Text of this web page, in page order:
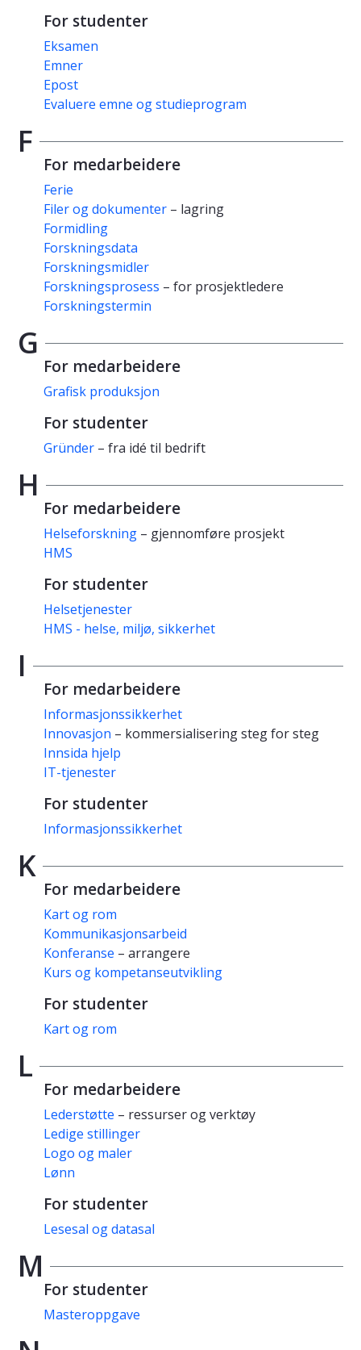
For studenter
Eksamen
Emner
Epost
Evaluere emne og studieprogram
F
For medarbeidere
Ferie
Filer og dokumenter – lagring
Formidling
Forskningsdata
Forskningsmidler
Forskningsprosess – for prosjektledere
Forskningstermin
G
For medarbeidere
Grafisk produksjon
For studenter
Gründer – fra idé til bedrift
H
For medarbeidere
Helseforskning – gjennomføre prosjekt
HMS
For studenter
Helsetjenester
HMS - helse, miljø, sikkerhet
I
For medarbeidere
Informasjonssikkerhet
Innovasjon – kommersialisering steg for steg
Innsida hjelp
IT-tjenester
For studenter
Informasjonssikkerhet
K
For medarbeidere
Kart og rom
Kommunikasjonsarbeid
Konferanse – arrangere
Kurs og kompetanseutvikling
For studenter
Kart og rom
L
For medarbeidere
Lederstøtte – ressurser og verktøy
Ledige stillinger
Logo og maler
Lønn
For studenter
Lesesal og datasal
M
For studenter
Masteroppgave